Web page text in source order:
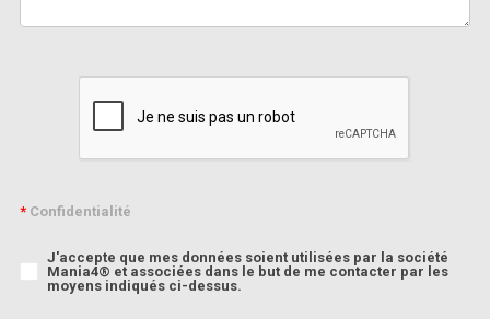
*Confidentialité
J'accepte que mes données soient utilisées par la société
Mania4® et associées dans le but de me contacter par les
moyens indiqués ci-dessus.